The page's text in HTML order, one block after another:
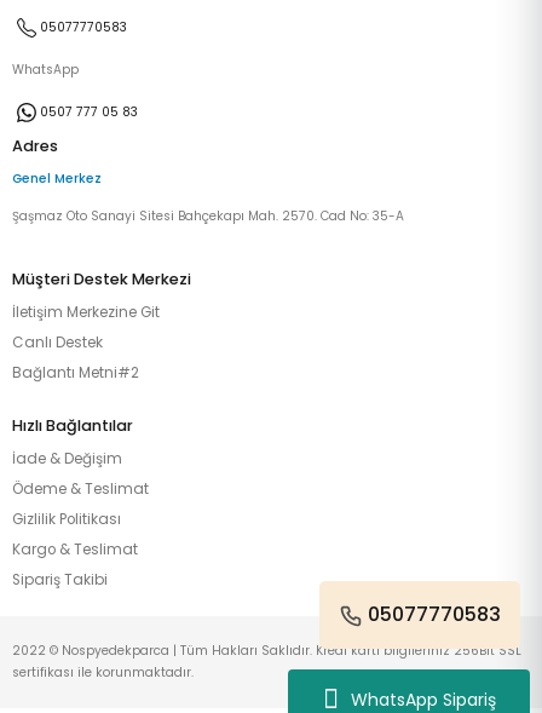
WhatsApp Sipariş
05077770583
WhatsApp
0507 777 05 83
Adres
Genel Merkez
Şaşmaz Oto Sanayi Sitesi Bahçekapı Mah. 2570. Cad No: 35-A
Müşteri Destek Merkezi
İletişim Merkezine Git
Canlı Destek
Bağlantı Metni#2
Hızlı Bağlantılar
İade & Değişim
Ödeme & Teslimat
Gizlilik Politikası
Kargo & Teslimat
Sipariş Takibi
05077770583
2022 © Nospyedekparca | Tüm Hakları Saklıdır. Kredi kartı bilgileriniz 256Bit SSL
sertifikası ile korunmaktadır.